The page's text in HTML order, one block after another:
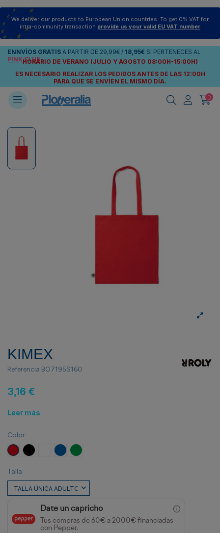
We deliver our products to European Union countries. To get 0% VAT for
intra-community transaction provide us your valid EU VAT number
ENNVÍOS GRATIS A PARTIR DE 29,99€ / 18,95€ SI PERTENECES AL
PINK CLUB
HORARIO DE VERANO (JULIO Y AGOSTO 08:00H-15:00H)
ES NECESARIO REALIZAR LOS PEDIDOS ANTES DE LAS 12:00H
PARA QUE SE ENVÍEN EL MISMO DÍA.
0
KIMEX
Referencia BO7195S160
3,16 €
Leer más
Color
Rojo Negro Blanco ROYAL VERDE HELECHO
Talla
Date un capricho
Tus compras de 60€ a 2000€ financiadas
con Pepper.